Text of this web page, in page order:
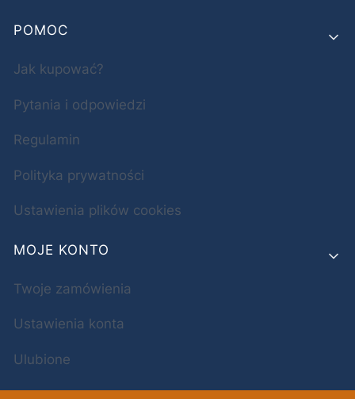
POMOC
Jak kupować?
Pytania i odpowiedzi
Regulamin
Polityka prywatności
Ustawienia plików cookies
MOJE KONTO
Twoje zamówienia
Ustawienia konta
Ulubione